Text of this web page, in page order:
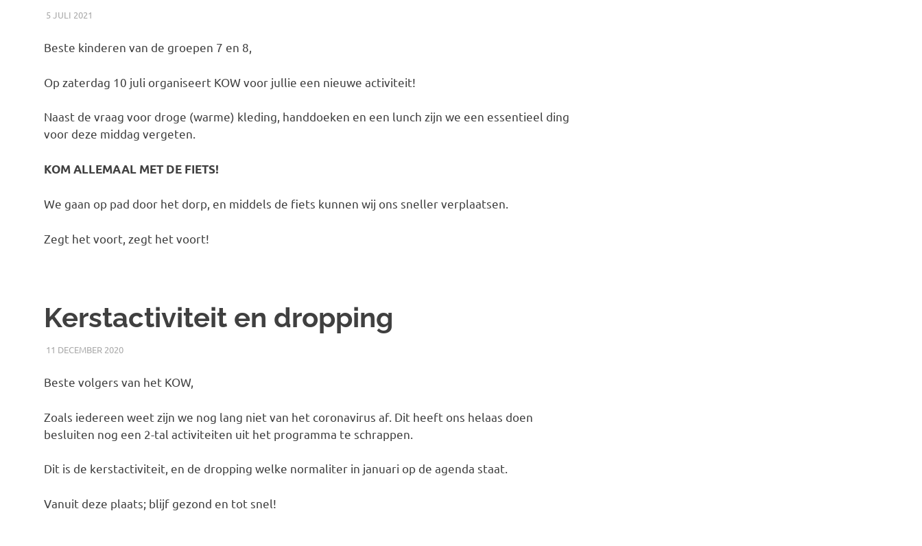
5 JULI 2021
Beste kinderen van de groepen 7 en 8,
Op zaterdag 10 juli organiseert KOW voor jullie een nieuwe activiteit!
Naast de vraag voor droge (warme) kleding, handdoeken en een lunch zijn we een essentieel ding
voor deze middag vergeten.
KOM ALLEMAAL MET DE FIETS!
We gaan op pad door het dorp, en middels de fiets kunnen wij ons sneller verplaatsen.
Zegt het voort, zegt het voort!
Kerstactiviteit en dropping
11 DECEMBER 2020RICK
NIEUWS
Beste volgers van het KOW,
Zoals iedereen weet zijn we nog lang niet van het coronavirus af. Dit heeft ons helaas doen
besluiten nog een 2-tal activiteiten uit het programma te schrappen.
Dit is de kerstactiviteit, en de dropping welke normaliter in januari op de agenda staat.
Vanuit deze plaats; blijf gezond en tot snel!